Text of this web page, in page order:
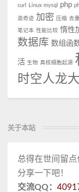
curl Linux mysql php
造奇迹 加密 压缩 去重
笔记本 性能比较 惰性
数据库 数组函
活 生物 真核细胞起源
时空人龙
关于本站
总得在世间留
分享一下吧！
交流QQ：